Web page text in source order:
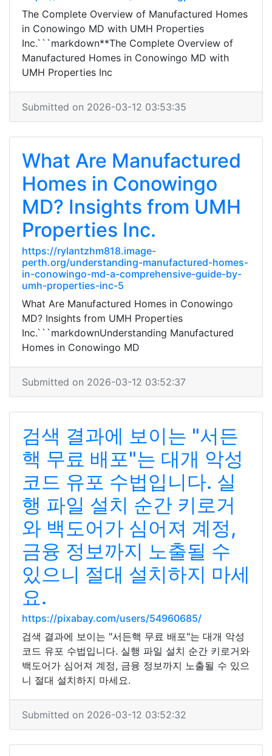
The Complete Overview of Manufactured Homes
in Conowingo MD with UMH Properties
Inc.```markdown**The Complete Overview of
Manufactured Homes in Conowingo MD with
UMH Properties Inc
Submitted on 2026-03-12 03:53:35
What Are Manufactured
Homes in Conowingo
MD? Insights from UMH
Properties Inc.
https://rylantzhm818.image-
perth.org/understanding-manufactured-homes-
in-conowingo-md-a-comprehensive-guide-by-
umh-properties-inc-5
What Are Manufactured Homes in Conowingo
MD? Insights from UMH Properties
Inc.```markdownUnderstanding Manufactured
Homes in Conowingo MD
Submitted on 2026-03-12 03:52:37
검색 결과에 보이는 "서든
핵 무료 배포"는 대개 악성
코드 유포 수법입니다. 실
행 파일 설치 순간 키로거
와 백도어가 심어져 계정,
금융 정보까지 노출될 수
있으니 절대 설치하지 마세
요.
https://pixabay.com/users/54960685/
검색 결과에 보이는 "서든핵 무료 배포"는 대개 악성
코드 유포 수법입니다. 실행 파일 설치 순간 키로거와
백도어가 심어져 계정, 금융 정보까지 노출될 수 있으
니 절대 설치하지 마세요.
Submitted on 2026-03-12 03:52:32